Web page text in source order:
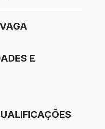
E